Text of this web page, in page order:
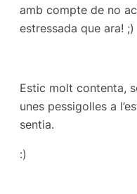
amb compte de no
estressada que ara! ;)
Estic molt contenta,
unes pessigolles a
sentia.
:)